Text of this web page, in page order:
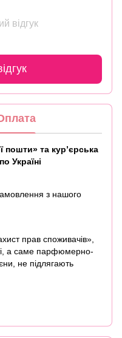
відгук
пошти» та кур’єрська
Україні
з нашого
прав споживачів»,
а саме парфюмерно-
не підлягають